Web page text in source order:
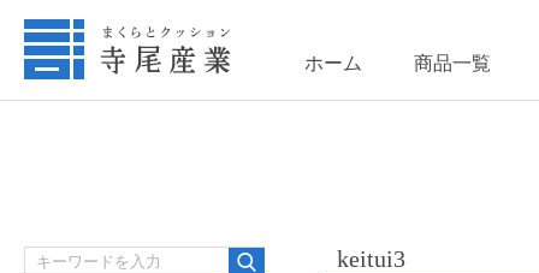
ホーム 商品一覧
keitui3